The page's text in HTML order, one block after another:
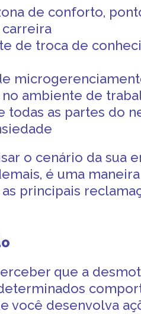
de conforto,
de troca de
ambiente de
todas as partes do
o cenário da sua
é uma
principais
que a
você desenvolva